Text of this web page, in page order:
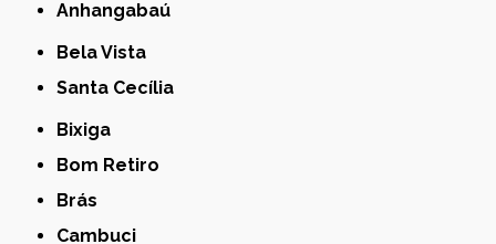
Anhangabaú
Bela Vista
Santa Cecília
Bixiga
Bom Retiro
Brás
Cambuci